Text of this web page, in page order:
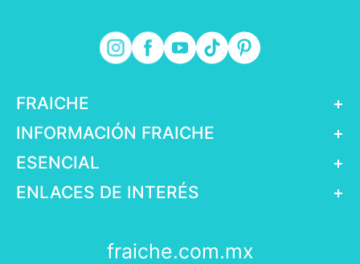
FRAICHE
+
INFORMACIÓN FRAICHE
+
ESENCIAL
+
ENLACES DE INTERÉS
+
fraiche.com.mx